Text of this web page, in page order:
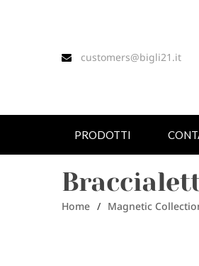
customers@bigli21.it
PRODOTTI
Home / Magnetic